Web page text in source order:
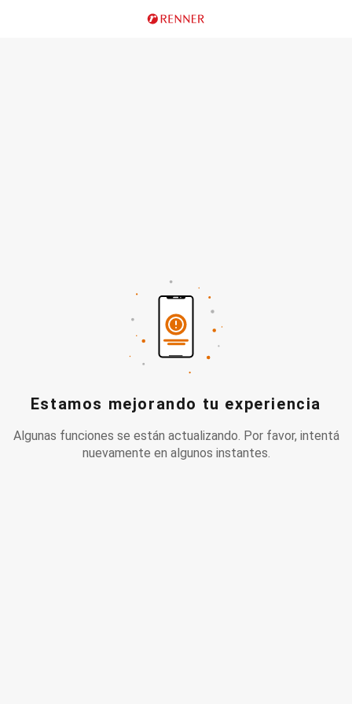
Estamos mejorando tu experiencia
Algunas funciones se están actualizando. Por favor, intentá
nuevamente en algunos instantes.